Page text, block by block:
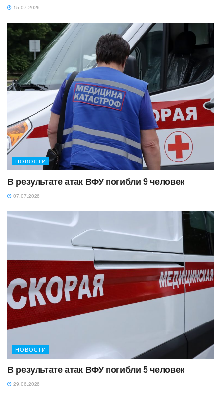
15.07.2026
НОВОСТИ
В результате атак ВФУ погибли 9 человек
07.07.2026
НОВОСТИ
В результате атак ВФУ погибли 5 человек
29.06.2026